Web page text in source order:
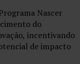
Nascer
do
incentivando
de impacto